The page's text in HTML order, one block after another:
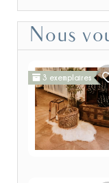
Nous
3 exemplaires